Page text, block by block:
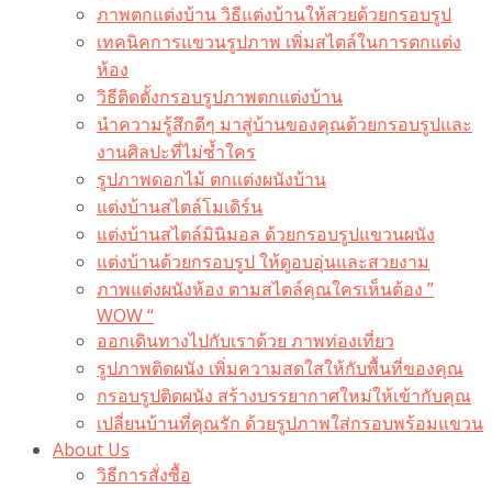
ภาพตกแต่งบ้าน วิธีแต่งบ้านให้สวยด้วยกรอบรูป
เทคนิคการแขวนรูปภาพ เพิ่มสไตล์ในการตกแต่ง
ห้อง
วิธีติดตั้งกรอบรูปภาพตกแต่งบ้าน
นำความรู้สึกดีๆ มาสู่บ้านของคุณด้วยกรอบรูปและ
งานศิลปะที่ไม่ซ้ำใคร
รูปภาพดอกไม้ ตกแต่งผนังบ้าน
แต่งบ้านสไตล์โมเดิร์น
แต่งบ้านสไตล์มินิมอล ด้วยกรอบรูปแขวนผนัง
แต่งบ้านด้วยกรอบรูป ให้ดูอบอุ่นและสวยงาม
ภาพแต่งผนังห้อง ตามสไตล์คุณใครเห็นต้อง ”
WOW “
ออกเดินทางไปกับเราด้วย ภาพท่องเที่ยว
รูปภาพติดผนัง เพิ่มความสดใสให้กับพื้นที่ของคุณ
กรอบรูปติดผนัง สร้างบรรยากาศใหม่ให้เข้ากับคุณ
เปลี่ยนบ้านที่คุณรัก ด้วยรูปภาพใส่กรอบพร้อมแขวน​
About Us
วิธีการสั่งซื้อ